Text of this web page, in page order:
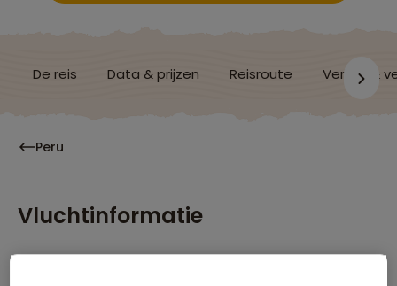
De reis Data & prijzen Reisroute Verblijf &
Peru
Vluchtinformatie